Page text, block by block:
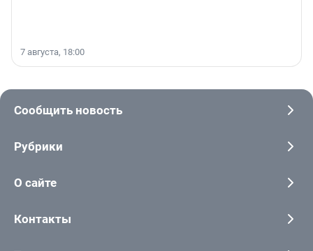
7 августа, 18:00
Сообщить новость
Рубрики
О сайте
Контакты